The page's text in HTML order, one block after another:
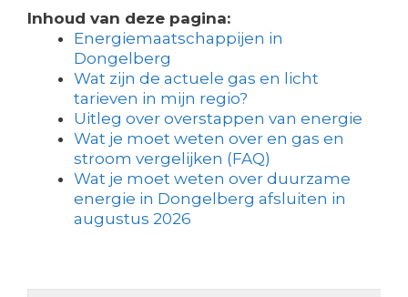
Inhoud van deze pagina:
Energiemaatschappijen in
Dongelberg
Wat zijn de actuele gas en licht
tarieven in mijn regio?
Uitleg over overstappen van energie
Wat je moet weten over en gas en
stroom vergelijken (FAQ)
Wat je moet weten over duurzame
energie in Dongelberg afsluiten in
augustus 2026